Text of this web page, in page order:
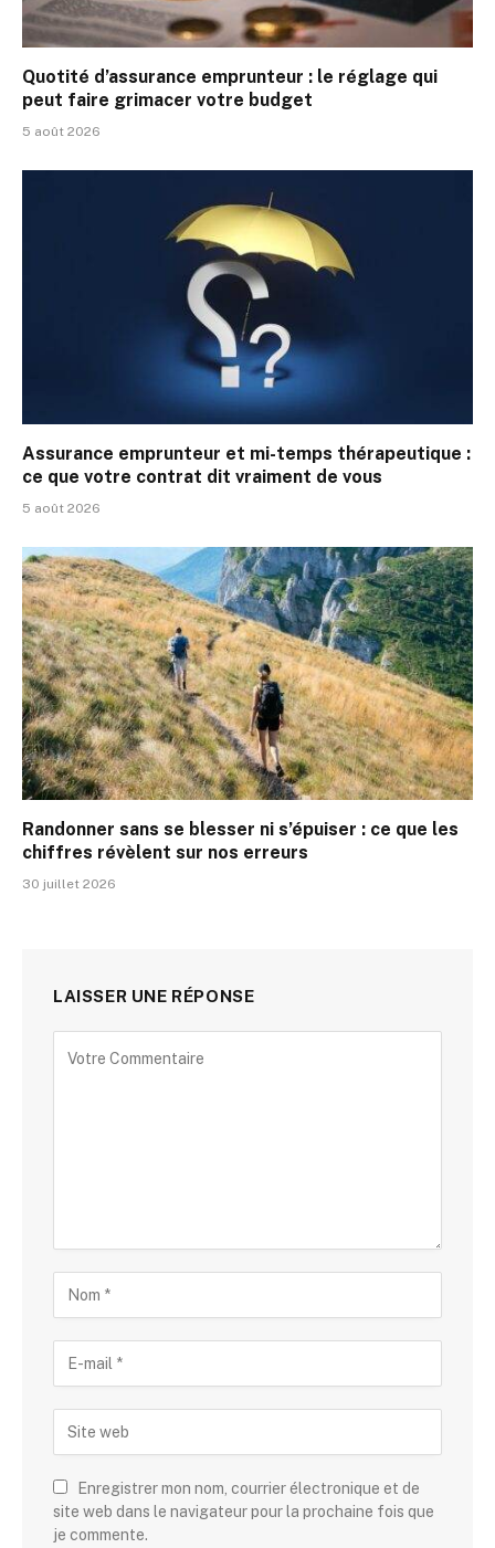
Quotité d’assurance emprunteur : le réglage qui
peut faire grimacer votre budget
5 août 2026
Assurance emprunteur et mi-temps thérapeutique :
ce que votre contrat dit vraiment de vous
5 août 2026
Randonner sans se blesser ni s’épuiser : ce que les
chiffres révèlent sur nos erreurs
30 juillet 2026
LAISSER UNE RÉPONSE
Enregistrer mon nom, courrier électronique et de
site web dans le navigateur pour la prochaine fois que
je commente.